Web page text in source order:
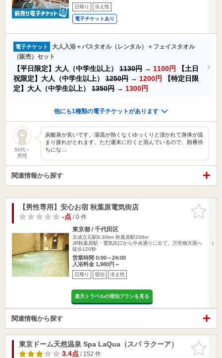
日帰り 冷え性
電子チケットあり
電子チケット
大人入浴＋バスタオル（レンタル）＋フェイスタオル
（販売）セット
【平日限定】大人（中学生以上） 1130円 → 1100円
【土日
祝限定】大人（中学生以上） 1250円 → 1200円
【特定日限
定】大人（中学生以上） 1350円 → 1300円
他にも1種類の電子チケットがあります
50代～
男性
炭酸泉が良いです。湯温が熱くなくゆっくりと浸かれて身体が温
まり疲れがとれます。ただ週末に行くと混んでいるので、順番待
ちにな…
関連情報から探す
お気に入
りに追加
【男性専用】安心お宿 秋葉原電気街店
-点/ 0 件
東京都 / 千代田区
京成立石駅8.30km 秋葉原駅209m
JR秋葉原駅・電気街口から中央通りに出て、万世橋方面へ
徒歩120秒
営業時間 0:00～24:00
入浴料金 1,980円～
日帰り 宿泊 冷え性
楽天トラベルの宿泊プランを見る
関連情報から探す
お気に入
りに追加
東京ドーム天然温泉 Spa LaQua（スパ ラクーア）
3.4点/ 152 件